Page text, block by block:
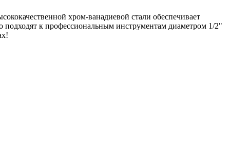
хром-ванадиевой стали обеспечивает
подходят к профессиональным инструментам диаметром 1/2"